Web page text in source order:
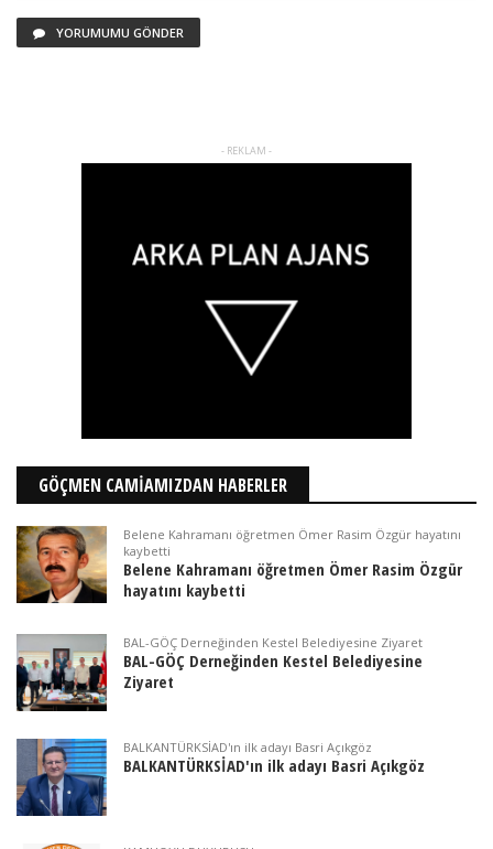
YORUMUMU GÖNDER
- REKLAM -
GÖÇMEN CAMİAMIZDAN HABERLER
Belene Kahramanı öğretmen Ömer Rasim Özgür hayatını
kaybetti
Belene Kahramanı öğretmen Ömer Rasim Özgür
hayatını kaybetti
BAL-GÖÇ Derneğinden Kestel Belediyesine Ziyaret
BAL-GÖÇ Derneğinden Kestel Belediyesine
Ziyaret
BALKANTÜRKSİAD'ın ilk adayı Basri Açıkgöz
BALKANTÜRKSİAD'ın ilk adayı Basri Açıkgöz